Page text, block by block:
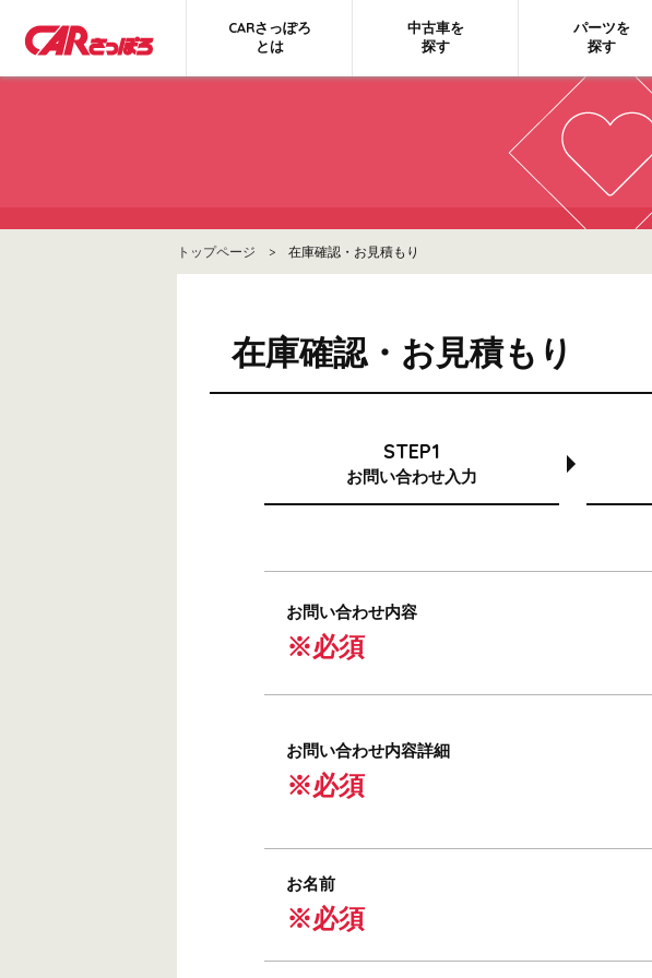
CARさっぽろ
とは
中古車を
探す
パーツを
探す
トップページ > 在庫確認・お見積もり
在庫確認・お見積もり
STEP1
お問い合わせ入力
お問い合わせ内容
※必須
お問い合わせ内容詳細
※必須
お名前
※必須